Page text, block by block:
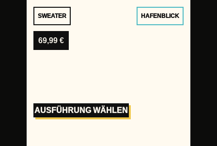
SWEATER HAFENBLICK
69,99 €
AUSFÜHRUNG WÄHLEN